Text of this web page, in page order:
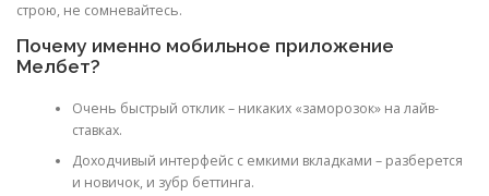
строю, не сомневайтесь.
Почему именно мобильное приложение
Мелбет?
Очень быстрый отклик – никаких «заморозок» на лайв-
ставках.
Доходчивый интерфейс с емкими вкладками – разберется
и новичок, и зубр беттинга.